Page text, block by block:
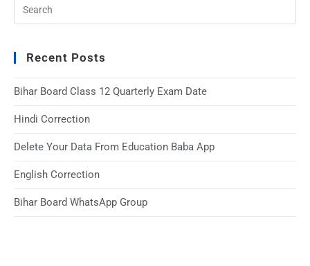
Recent Posts
Bihar Board Class 12 Quarterly Exam Date
Hindi Correction
Delete Your Data From Education Baba App
English Correction
Bihar Board WhatsApp Group